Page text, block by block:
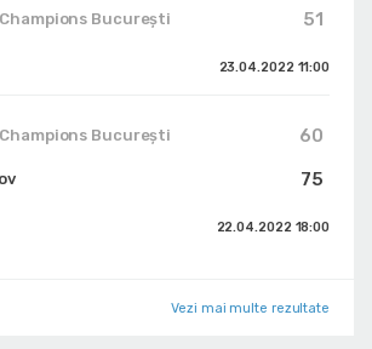
51
Champions București
23.04.2022 11:00
Champions București
60
75
22.04.2022 18:00
Vezi mai multe rezultate